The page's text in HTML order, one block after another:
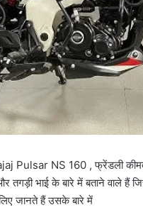
Pulsar NS 160 , फ्रेंडली
तगड़ी भाई के बारे में बताने वाले हैं
जानते हैं उसके बारे में